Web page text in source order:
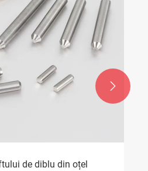
de diblu din oțel
